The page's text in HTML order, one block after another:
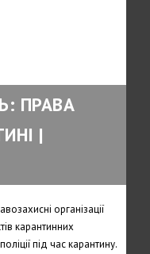
ПРАВА
|
організації
карантинних
під час карантину.